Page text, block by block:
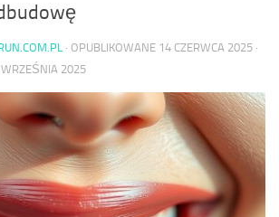
· OPUBLIKOWANE 14 CZERWCA 2025 ·
WRZEŚNIA 2025